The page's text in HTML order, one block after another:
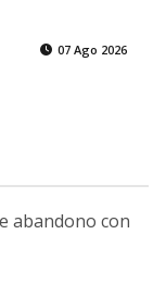
07 Ago 2026
abandono con